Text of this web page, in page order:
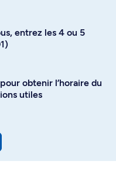
entrez les 4 ou 5
obtenir l’horaire du
utiles